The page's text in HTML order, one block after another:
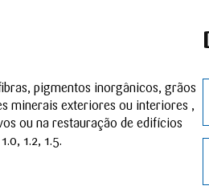
pigmentos inorgânicos, grãos
minerais exteriores ou interiores ,
ou na restauração de edifícios
1.2, 1.5.